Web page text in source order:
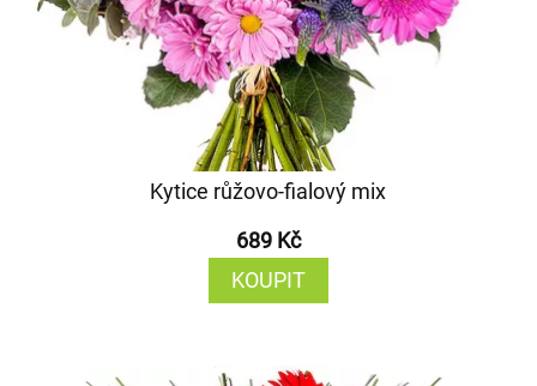
Kytice růžovo-fialový mix
689 Kč
KOUPIT